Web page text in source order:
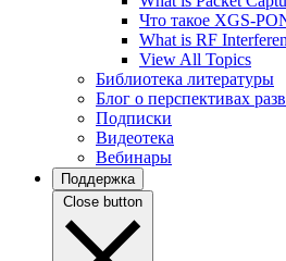
Что такое XGS-
What is RF
View All Topics
Библиотека литературы
Блог о перспективах
Подписки
Видеотека
Вебинары
Поддержка
Close button